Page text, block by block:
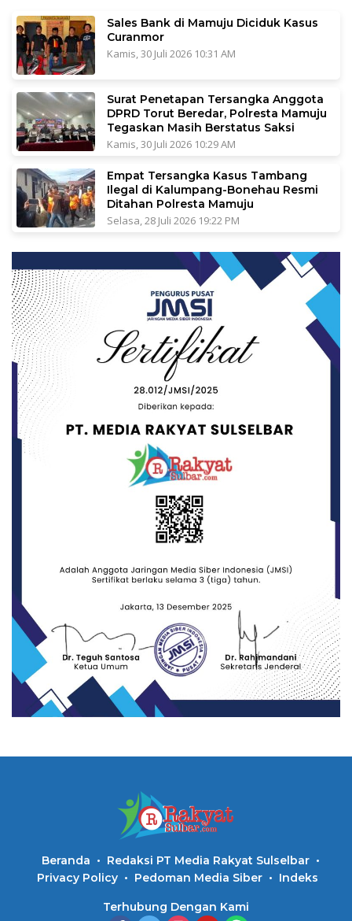
Sales Bank di Mamuju Diciduk Kasus
Curanmor
Kamis, 30 Juli 2026 10:31 AM
Surat Penetapan Tersangka Anggota
DPRD Torut Beredar, Polresta Mamuju
Tegaskan Masih Berstatus Saksi
Kamis, 30 Juli 2026 10:29 AM
Empat Tersangka Kasus Tambang
Ilegal di Kalumpang-Bonehau Resmi
Ditahan Polresta Mamuju
Selasa, 28 Juli 2026 19:22 PM
Beranda
Redaksi PT Media Rakyat Sulselbar
Privacy Policy
Pedoman Media Siber Indeks
Terhubung Dengan Kami